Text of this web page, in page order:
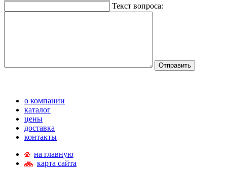
Текст вопроса:
о компании
каталог
цены
доставка
контакты
на главную
карта сайта